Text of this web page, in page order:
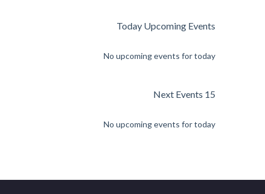
Today Upcoming Events
No upcoming events for today
15 Next Events
No upcoming events for today